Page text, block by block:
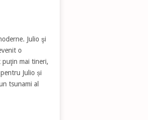
Julio şi
o
puţin mai tineri,
Julio și
tsunami al